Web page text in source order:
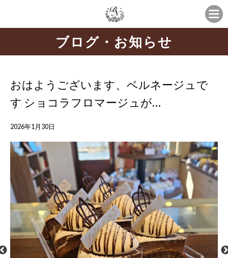
ブログ・お知らせ
おはようございます、ベルネージュで
す ショコラフロマージュが…
2026年1月30日